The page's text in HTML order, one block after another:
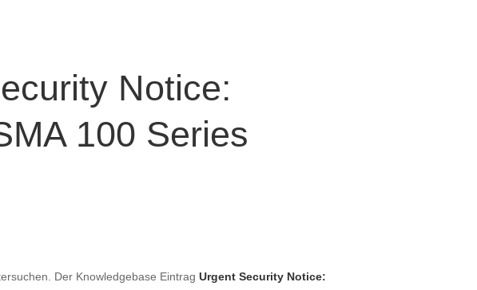
Notice:
100 Series
Der Knowledgebase Eintrag Urgent Security Notice: